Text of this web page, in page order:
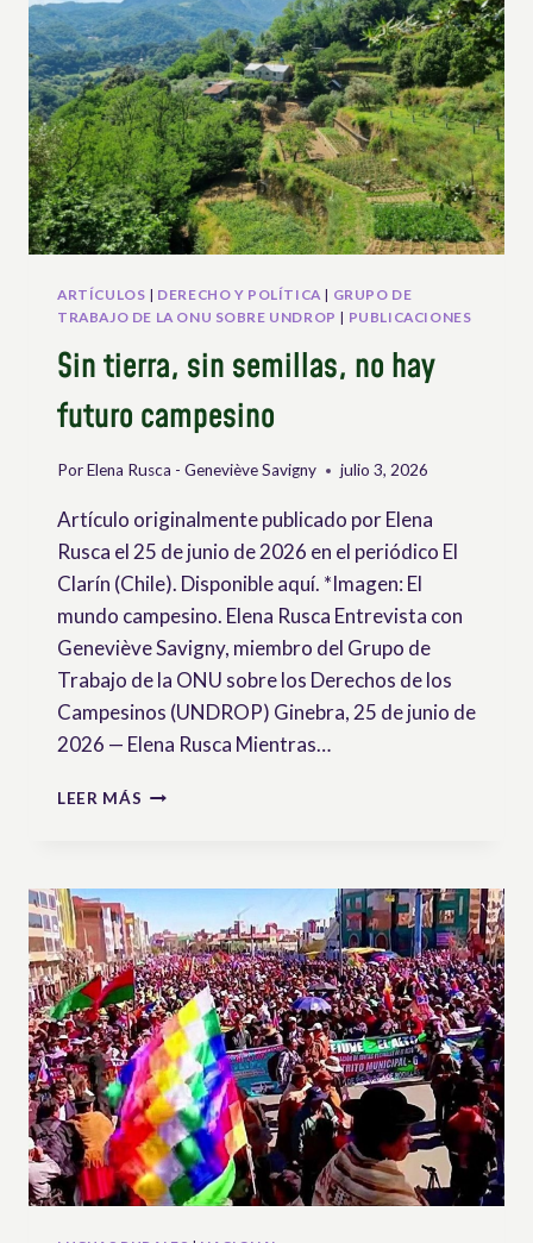
DERECHOS
HUMANOS
Y
DEL
AMBIENTE
Y
EL
DERECHO
A
UN
SALUDABLE
ARTÍCULOS | DERECHO Y POLÍTICA | GRUPO DE
TRABAJO DE LA ONU SOBRE UNDROP | PUBLICACIONES
Sin tierra, sin semillas, no hay
futuro campesino
PorElena Rusca - Geneviève Savigny julio 3, 2026
Artículo originalmente publicado por Elena
Rusca el 25 de junio de 2026 en el periódico El
Clarín (Chile). Disponible aquí. *Imagen: El
mundo campesino. Elena Rusca Entrevista con
Geneviève Savigny, miembro del Grupo de
Trabajo de la ONU sobre los Derechos de los
Campesinos (UNDROP) Ginebra, 25 de junio de
2026 — Elena Rusca Mientras…
LEER MÁS SIN
NO
HAY
FUTURO
CAMPESINO